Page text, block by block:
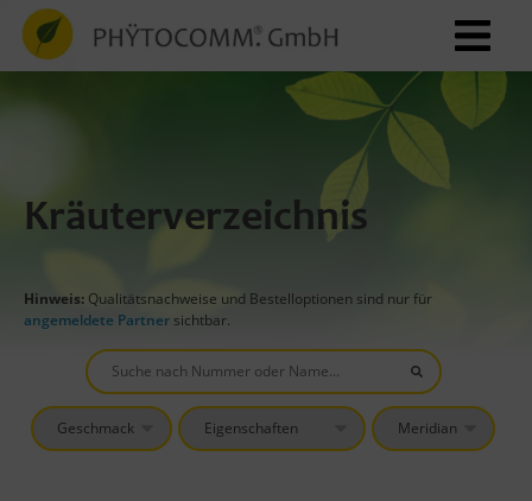
Kräuterverzeichnis
Hinweis: Qualitätsnachweise und Bestelloptionen sind nur für
angemeldete Partner sichtbar.